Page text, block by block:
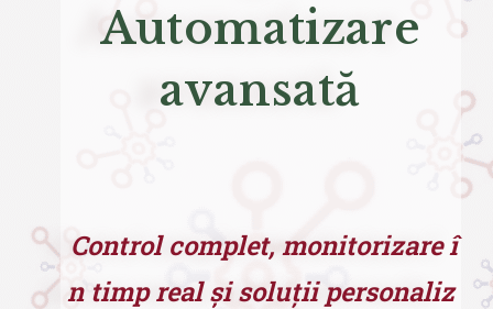
Automatizare
avansată
Control complet, monitorizare î
n timp real și soluții personaliz